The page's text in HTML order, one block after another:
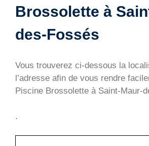
Brossolette à
des-Fossés
Vous trouverez ci-dessous la
l’adresse afin de vous rendre
Piscine Brossolette à Saint-Maur-
.